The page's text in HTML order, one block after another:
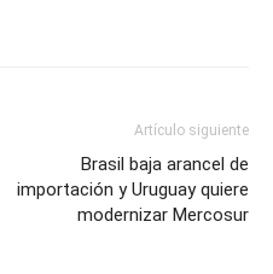
Artículo siguiente
Brasil baja arancel de
importación y Uruguay quiere
modernizar Mercosur